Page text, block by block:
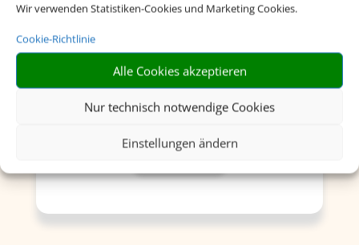
Wir verwenden Statistiken-Cookies und Marketing Cookies.
Cookie-Richtlinie
Alle Cookies akzeptieren
Nur technisch notwendige Cookies
Einstellungen ändern